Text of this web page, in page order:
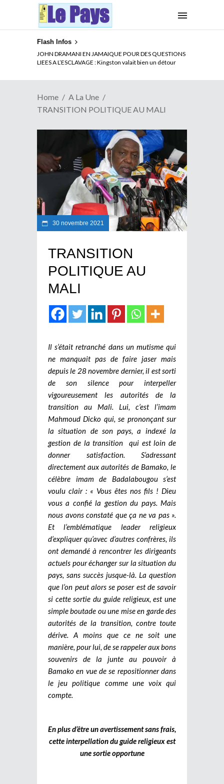
Flash Infos
ELECTION DE TALON A LA TETE DU SENAT BENINOIS :
Quand Patrice quitte le pouvoir sans partir !
Home
A La Une
TRANSITION POLITIQUE AU MALI
30 novembre 2021
TRANSITION
POLITIQUE AU
MALI
Il s’était retranché dans un mutisme qui
ne manquait pas de faire jaser mais
depuis le 28 novembre dernier, il est sorti
de son silence pour interpeller
vigoureusement les autorités de la
transition au Mali. Lui, c’est l’imam
Mahmoud Dicko qui, se prononçant sur
la situation de son pays, a indexé la
gestion de la transition qui est loin de
donner satisfaction. S’adressant
directement aux autorités de Bamako, le
célèbre imam de Badalabougou s’est
voulu clair : « Vous êtes nos fils ! Dieu
vous a confié la gestion du pays. Mais
nous avons constaté que ça ne va pas ».
Et l’emblématique leader religieux
d’expliquer qu’avec d’autres confrères, ils
ont demandé à rencontrer les dirigeants
actuels pour échanger sur la situation du
pays, sans succès jusque-là. La question
que l’on peut alors se poser est de savoir
si cette sortie du guide religieux, est une
simple boutade ou une mise en garde des
autorités de la transition, contre toute
dérive. A moins que ce ne soit une
manière, pour lui, de se rappeler aux bons
souvenirs de la junte au pouvoir à
Bamako en vue de se repositionner dans
le jeu politique comme une voix qui
compte.
En plus d’être un avertissement sans frais,
cette interpellation du guide religieux est
une sortie opportune